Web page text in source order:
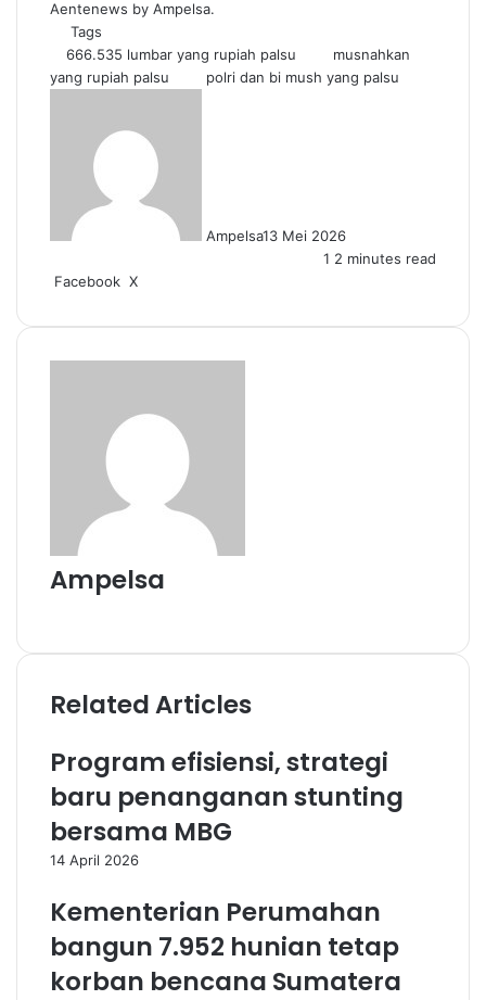
Aentenews by Ampelsa.
Tags
666.535 lumbar yang rupiah palsu
musnahkan
yang rupiah palsu
polri dan bi mush yang palsu
Ampelsa13 Mei 2026
1 2 minutes read
Facebook X
Email
Ampelsa
Related Articles
Program efisiensi, strategi
baru penanganan stunting
bersama MBG
14 April 2026
Kementerian Perumahan
bangun 7.952 hunian tetap
korban bencana Sumatera